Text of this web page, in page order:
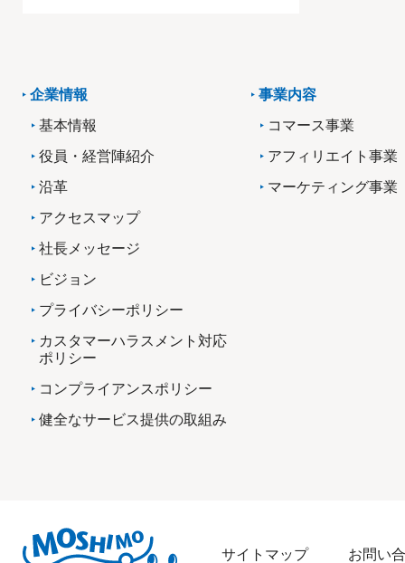
企業情報
基本情報
役員・経営陣紹介
沿革
アクセスマップ
社長メッセージ
ビジョン
プライバシーポリシー
カスタマーハラスメント対応
ポリシー
コンプライアンスポリシー
健全なサービス提供の取組み
事業内容
コマース事業
アフィリエイト事業
マーケティング事業
サイトマップ お問い